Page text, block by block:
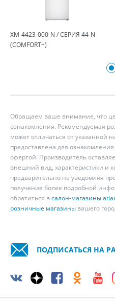
ХМ-4423-000-N / СЕРИЯ 44-N
(COMFORT+)
Обращаем ваше внимание, что
ознакомления. Рекомендуемая
может отличаться от указанной
предоставлена для
офертой. Производитель
внешний вид, характеристики и
предварительно не уведомляя
получения более подробной
обратиться всалон-магазины
розничные магазины вашего
ПОДПИСАТЬСЯ НА